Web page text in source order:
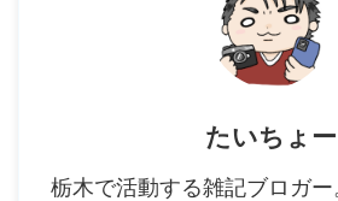
たいちょー
栃木で活動する雑記ブロガ